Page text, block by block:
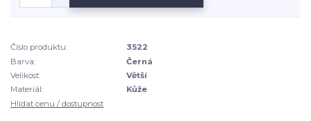
Číslo produktu:
3522
Barva:
Černá
Velikost:
Větší
Materiál:
Kůže
Hlídat cenu / dostupnost